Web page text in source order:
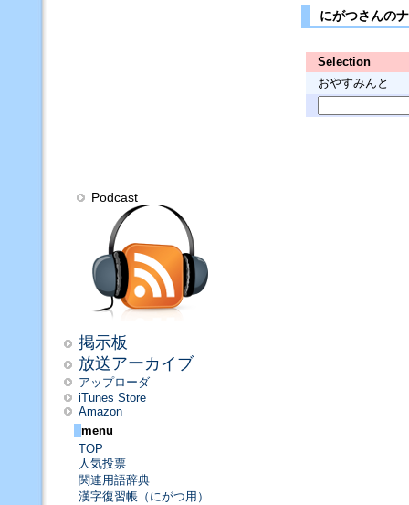
Podcast
掲示板
放送アーカイブ
アップローダ
iTunes Store
Amazon
menu
TOP
人気投票
関連用語辞典
漢字復習帳（にがつ用）
にがつさんの
Selection
おやすみんと